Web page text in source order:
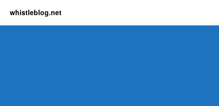
whistleblog.net